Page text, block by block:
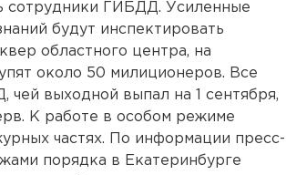
сотрудники ГИБДД. Усиленные
будут инспектировать
областного центра, на
около 50 милиционеров. Все
чей выходной выпал на 1 сентября,
К работе в особом режиме
частях. По информации пресс-
порядка в Екатеринбурге